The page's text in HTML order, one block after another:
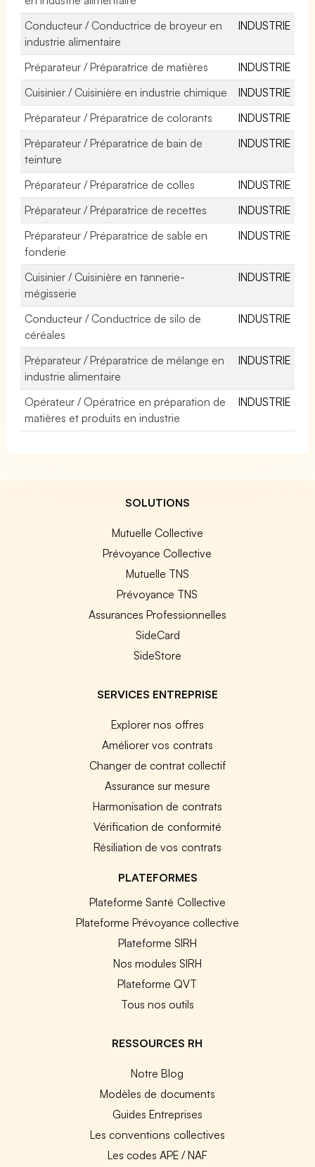
Conducteur / Conductrice de broyeur en
industrie alimentaire
INDUSTRIE
Préparateur / Préparatrice de matières
INDUSTRIE
Cuisinier / Cuisinière en industrie chimique
INDUSTRIE
Préparateur / Préparatrice de colorants
INDUSTRIE
Préparateur / Préparatrice de bain de
teinture
INDUSTRIE
Préparateur / Préparatrice de colles
INDUSTRIE
Préparateur / Préparatrice de recettes
INDUSTRIE
Préparateur / Préparatrice de sable en
fonderie
INDUSTRIE
Cuisinier / Cuisinière en tannerie-
mégisserie
INDUSTRIE
Conducteur / Conductrice de silo de
céréales
INDUSTRIE
Préparateur / Préparatrice de mélange en
industrie alimentaire
INDUSTRIE
Opérateur / Opératrice en préparation de
matières et produits en industrie
INDUSTRIE
SOLUTIONS
Mutuelle Collective
Prévoyance Collective
Mutuelle TNS
Prévoyance TNS
Assurances Professionnelles
SideCard
SideStore
SERVICES ENTREPRISE
Explorer nos offres
Améliorer vos contrats
Changer de contrat collectif
Assurance sur mesure
Harmonisation de contrats
Vérification de conformité
Résiliation de vos contrats
PLATEFORMES
Plateforme Santé Collective
Plateforme Prévoyance collective
Plateforme SIRH
Nos modules SIRH
Plateforme QVT
Tous nos outils
RESSOURCES RH
Notre Blog
Modèles de documents
Guides Entreprises
Les conventions collectives
Les codes APE / NAF